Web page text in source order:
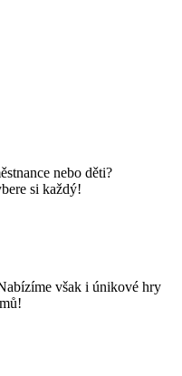
nebo děti?
si každý!
však i únikové hry